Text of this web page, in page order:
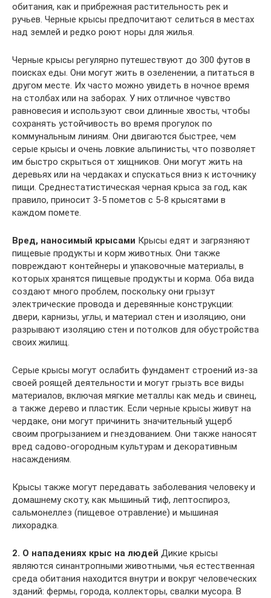
обитания, как и прибрежная растительность рек и
ручьев. Черные крысы предпочитают селиться в местах
над землей и редко роют норы для жилья.
Черные крысы регулярно путешествуют до 300 футов в
поисках еды. Они могут жить в озеленении, а питаться в
другом месте. Их часто можно увидеть в ночное время
на столбах или на заборах. У них отличное чувство
равновесия и используют свои длинные хвосты, чтобы
сохранять устойчивость во время прогулок по
коммунальным линиям. Они двигаются быстрее, чем
серые крысы и очень ловкие альпинисты, что позволяет
им быстро скрыться от хищников. Они могут жить на
деревьях или на чердаках и спускаться вниз к источнику
пищи. Среднестатистическая черная крыса за год, как
правило, приносит 3-5 пометов с 5-8 крысятами в
каждом помете.
Вред, наносимый крысами Крысы едят и загрязняют
пищевые продукты и корм животных. Они также
повреждают контейнеры и упаковочные материалы, в
которых хранятся пищевые продукты и корма. Оба вида
создают много проблем, поскольку они грызут
электрические провода и деревянные конструкции:
двери, карнизы, углы, и материал стен и изоляцию, они
разрывают изоляцию стен и потолков для обустройства
своих жилищ.
Серые крысы могут ослабить фундамент строений из-за
своей роящей деятельности и могут грызть все виды
материалов, включая мягкие металлы как медь и свинец,
а также дерево и пластик. Если черные крысы живут на
чердаке, они могут причинить значительный ущерб
своим прогрызанием и гнездованием. Они также наносят
вред садово-огородным культурам и декоративным
насаждениям.
Крысы также могут передавать заболевания человеку и
домашнему скоту, как мышиный тиф, лептоспироз,
сальмонеллез (пищевое отравление) и мышиная
лихорадка.
2. О нападениях крыс на людей Дикие крысы
являются синантропными животными, чья естественная
среда обитания находится внутри и вокруг человеческих
зданий: фермы, города, коллекторы, свалки мусора. В